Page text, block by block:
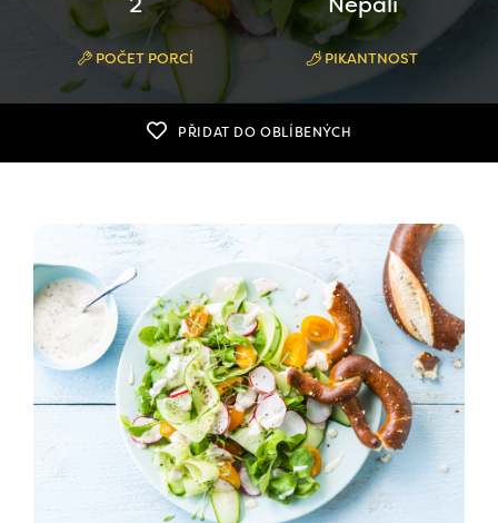
POČET PORCÍ PIKANTNOST
PŘIDAT DO OBLÍBENÝCH